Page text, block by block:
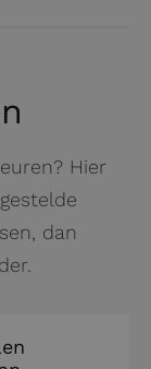
Hier
dan